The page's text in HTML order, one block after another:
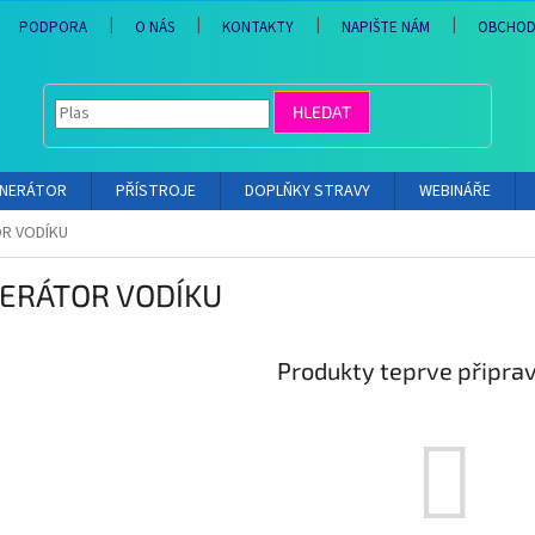
PODPORA O NÁS KONTAKTY NAPIŠTE NÁM
HLEDAT
PŘÍSTROJE DOPLŇKY STRAVY WEBINÁŘE
VODÍKU
VODÍKU
Produkty teprve